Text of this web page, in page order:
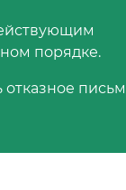
порядке.